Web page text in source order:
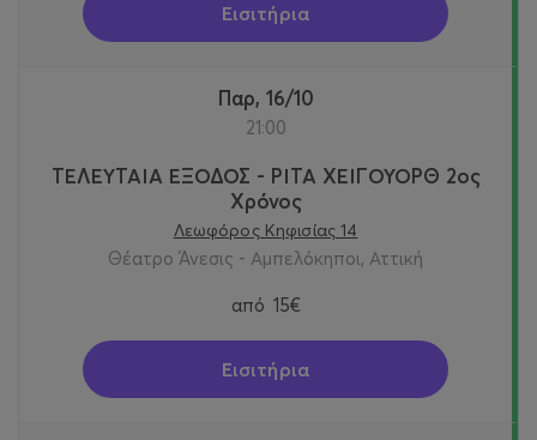
Εισιτήρια
Παρ, 16/10
21:00
ΤΕΛΕΥΤΑΙΑ ΕΞΟΔΟΣ - ΡΙΤΑ ΧΕΙΓΟΥΟΡΘ 2oς
Χρόνος
Λεωφόρος Κηφισίας 14
Θέατρο Άνεσις - Αμπελόκηποι, Αττική
από 15€
Εισιτήρια